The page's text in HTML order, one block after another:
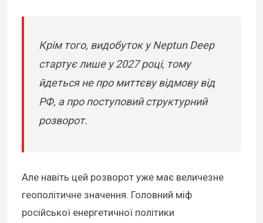
Крім того, видобуток у Neptun Deep
стартує лише у 2027 році, тому
йдеться не про миттєву відмову від
РФ, а про поступовий структурний
розворот.
Але навіть цей розворот уже має величезне
геополітичне значення. Головний міф
російської енергетичної політики